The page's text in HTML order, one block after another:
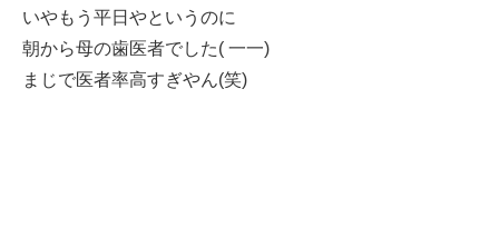
いやもう平日やというのに
朝から母の歯医者でした( 一一)
まじで医者率高すぎやん(笑)